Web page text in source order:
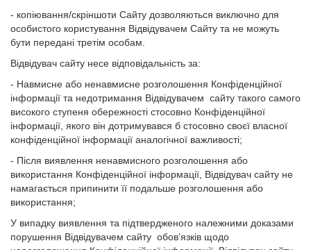
- копіювання/скріншоти Сайту дозволяються виключно для
особистого користування Відвідувачем Сайту та не можуть
бути передані третім особам.
Відвідувач сайту несе відповідальність за:
- Навмисне або ненавмисне розголошення Конфіденційної
інформації та недотримання Відвідувачем сайту такого самого
високого ступеня обережності стосовно Конфіденційної
інформації, якого він дотримувався б стосовно своєї власної
конфіденційної інформації аналогічної важливості;
- Після виявлення ненавмисного розголошення або
використання Конфіденційної інформації, Відвідувач сайту не
намагається припинити її подальше розголошення або
використання;
У випадку виявлення та підтвердженого належними доказами
порушення Відвідувачем сайту обов’язків щодо